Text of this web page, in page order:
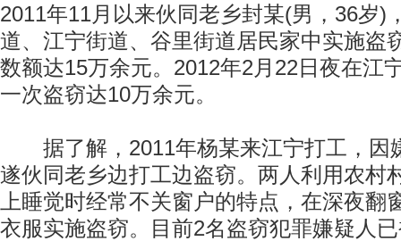
2011年11月以来伙同老乡封某(男，36岁)
道、江宁街道、谷里街道居民家中实施盗
数额达15万余元。2012年2月22日夜在江
一次盗窃达10万余元。
据了解，2011年杨某来江宁打工，因
遂伙同老乡边打工边盗窃。两人利用农村
上睡觉时经常不关窗户的特点，在深夜翻
衣服实施盗窃。目前2名盗窃犯罪嫌疑人